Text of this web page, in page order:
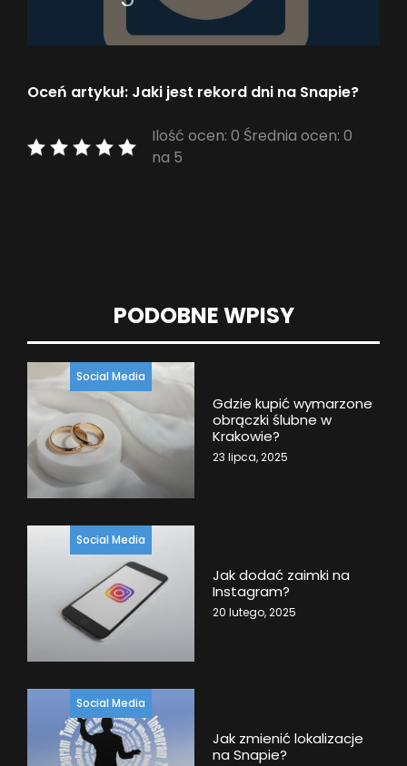
Oceń artykuł: Jaki jest rekord dni na Snapie?
Ilość ocen: 0 Średnia ocen: 0
na 5
PODOBNE WPISY
Social Media
Gdzie kupić wymarzone
obrączki ślubne w
Krakowie?
23 lipca, 2025
Social Media
Jak dodać zaimki na
Instagram?
20 lutego, 2025
Social Media
Jak zmienić lokalizacje
na Snapie?